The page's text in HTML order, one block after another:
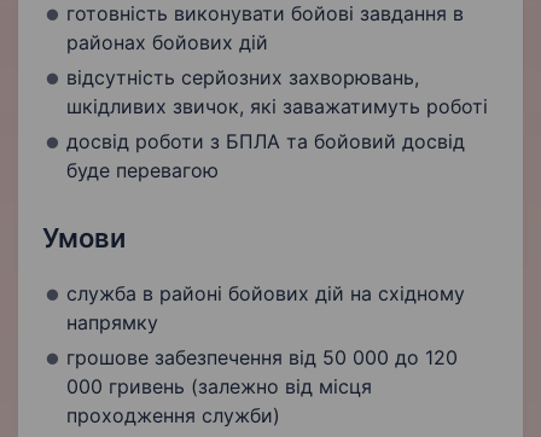
готовність виконувати бойові завдання в
районах бойових дій
відсутність серйозних захворювань,
шкідливих звичок, які заважатимуть роботі
досвід роботи з БПЛА та бойовий досвід
буде перевагою
Умови
служба в районі бойових дій на східному
напрямку
грошове забезпечення від 50 000 до 120
000 гривень (залежно від місця
проходження служби)